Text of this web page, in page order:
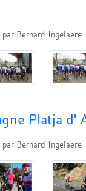
par Bernard Ingelaere
Platja d'
par Bernard Ingelaere